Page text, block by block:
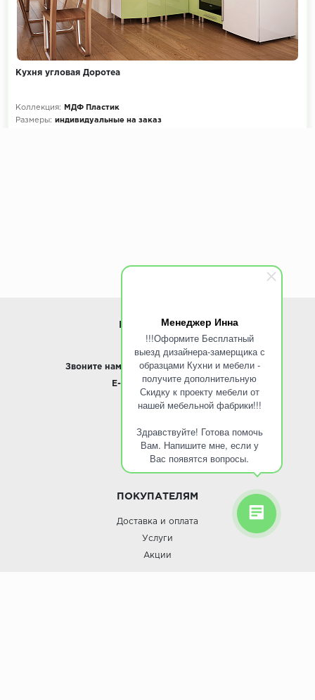
Менеджер Инна
!!!Оформите Бесплатный
выезд дизайнера-замерщика с
образцами Кухни и мебели -
получите дополнительную
Скидку к проекту мебели от
нашей мебельной фабрики!!!
Здравствуйте! Готова помочь
Вам. Напишите мне, если у
Вас появятся вопросы.
Кухня угловая Доротеа
Коллекция:
МДФ Пластик
Размеры: индивидуальные на заказ
ИНФОРМАЦИЯ
www.ROINST.ru
Звоните нам: 8 495 797-10-50 / Whatsapp
E-mail: info@roinst.ru
О КОМПАНИИ
О компании
ПОКУПАТЕЛЯМ
Доставка и оплата
Услуги
Акции